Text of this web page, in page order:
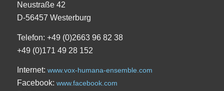
Neustraße 42
D-56457 Westerburg
Telefon: +49 (0)2663 96 82 38
+49 (0)171 49 28 152
Internet: www.vox-humana-ensemble.com
Facebook: www.facebook.com